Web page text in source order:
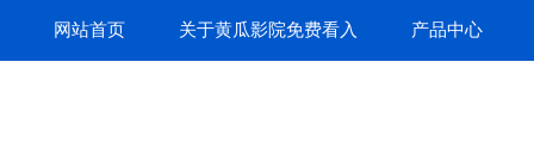
网站首页 关于黄瓜影院免费看入 产品中心